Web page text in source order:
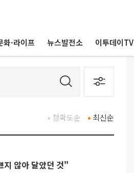
화·라이프 뉴스발전소 이투데이TV
최신순
정확도순
지 않아 달았던 것"